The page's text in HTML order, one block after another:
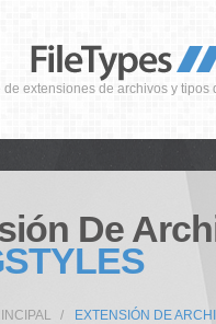
de extensiones de archivos y tipos
De
EXTENSIÓN DE